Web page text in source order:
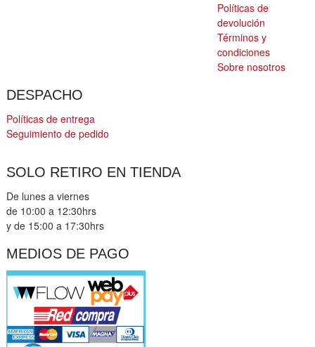
Políticas de
devolución
Términos y
condiciones
Sobre nosotros
DESPACHO
Políticas de entrega
Seguimiento de pedido
SOLO RETIRO EN TIENDA
De lunes a viernes
de 10:00 a 12:30hrs
y de 15:00 a 17:30hrs
MEDIOS DE PAGO